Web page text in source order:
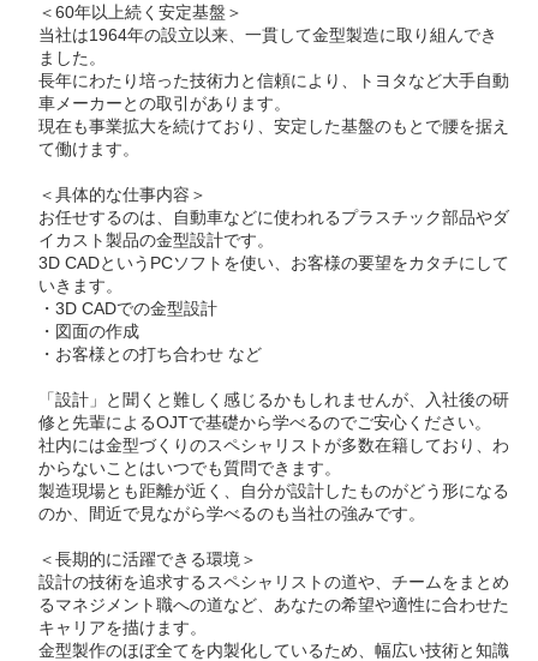
＜60年以上続く安定基盤＞
当社は1964年の設立以来、一貫して金型製造に取り組んでき
ました。
長年にわたり培った技術力と信頼により、トヨタなど大手自動
車メーカーとの取引があります。
現在も事業拡大を続けており、安定した基盤のもとで腰を据え
て働けます。
＜具体的な仕事内容＞
お任せするのは、自動車などに使われるプラスチック部品やダ
イカスト製品の金型設計です。
3D CADというPCソフトを使い、お客様の要望をカタチにして
いきます。
・3D CADでの金型設計
・図面の作成
・お客様との打ち合わせ など
「設計」と聞くと難しく感じるかもしれませんが、入社後の研
修と先輩によるOJTで基礎から学べるのでご安心ください。
社内には金型づくりのスペシャリストが多数在籍しており、わ
からないことはいつでも質問できます。
製造現場とも距離が近く、自分が設計したものがどう形になる
のか、間近で見ながら学べるのも当社の強みです。
＜長期的に活躍できる環境＞
設計の技術を追求するスペシャリストの道や、チームをまとめ
るマネジメント職への道など、あなたの希望や適性に合わせた
キャリアを描けます。
金型製作のほぼ全てを内製化しているため、幅広い技術と知識